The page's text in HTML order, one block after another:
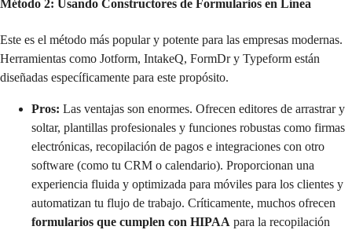
Método 2: Usando Constructores de Formularios en Línea
Este es el método más popular y potente para las empresas modernas.
Herramientas como Jotform, IntakeQ, FormDr y Typeform están
diseñadas específicamente para este propósito.
Pros: Las ventajas son enormes. Ofrecen editores de arrastrar y
soltar, plantillas profesionales y funciones robustas como firmas
electrónicas, recopilación de pagos e integraciones con otro
software (como tu CRM o calendario). Proporcionan una
experiencia fluida y optimizada para móviles para los clientes y
automatizan tu flujo de trabajo. Críticamente, muchos ofrecen
formularios que cumplen con HIPAA para la recopilación